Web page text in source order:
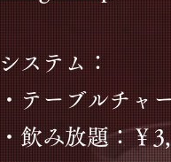
システム：
・テーブルチャ
・飲み放題：￥